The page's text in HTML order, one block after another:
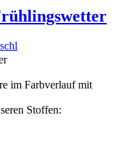
im Farbverlauf mit
Stoffen: